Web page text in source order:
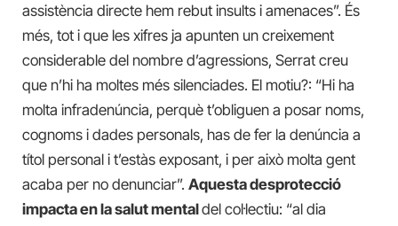
assistència directe hem rebut insults i amenaces”. És
més, tot i que les xifres ja apunten un creixement
considerable del nombre d’agressions, Serrat creu
que n’hi ha moltes més silenciades. El motiu?: “Hi ha
molta infradenúncia, perquè t’obliguen a posar noms,
cognoms i dades personals, has de fer la denúncia a
títol personal i t’estàs exposant, i per això molta gent
acaba per no denunciar”. Aquesta desprotecció
impacta en la salut mentaldel col·lectiu: “al dia